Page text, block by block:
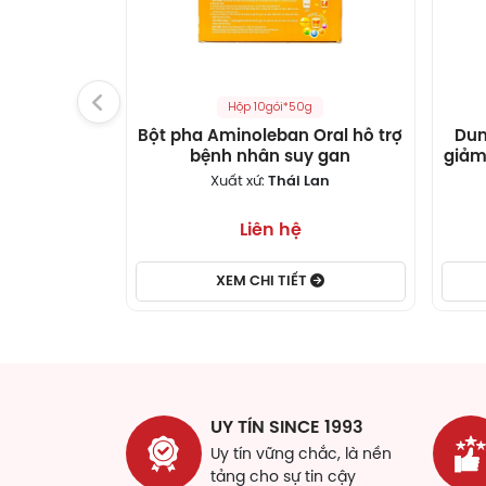
giá
còn
Hộp 10gói*50g
Bột pha Aminoleban Oral hỗ trợ
bệnh nhân suy gan
Xuất xứ:Thái Lan
Liên hệ
XEM CHI TIẾT
UY TÍN SINCE 1993
Uy tín vững chắc, là nền
tảng cho sự tin cậy